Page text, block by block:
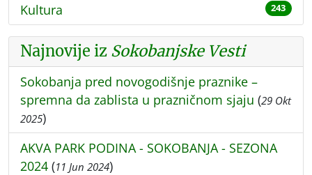
Kultura 243
Najnovije iz Sokobanjske Vesti
Sokobanja pred novogodišnje praznike –
spremna da zablista u prazničnom sjaju (29 Okt
2025)
AKVA PARK PODINA - SOKOBANJA - SEZONA
2024 (11 Jun 2024)